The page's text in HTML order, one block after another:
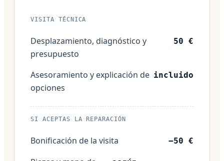
VISITA TÉCNICA
Desplazamiento, diagnóstico y
presupuesto
50 €
Asesoramiento y explicación de
opciones
incluido
SI ACEPTAS LA REPARACIÓN
Bonificación de la visita −50 €